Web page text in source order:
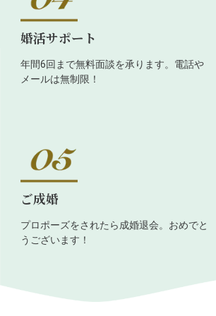
婚活サポート
年間6回まで無料面談を承ります。電話や
メールは無制限！
ご成婚
プロポーズをされたら成婚退会。おめでと
うございます！